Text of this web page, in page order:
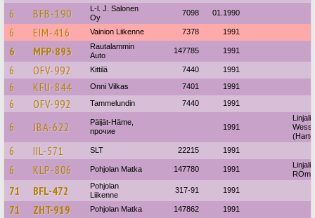
6 BFB-190
L-l. J. Salonen
Oy
7098 01.1990
6 EIM-416 Vainion Liikenne 7378 1991
6 MFP-893
Rautalammin
Auto
147785 1991
6 OFV-992 Kittilä 7440 1991
6 KFU-844 Onni Vilkas 7401 1991
6 OFV-992 Tammelundin 7440 1991
6 JBA-622
Päijät-Häme,
прочие
1991
6 IIL-571 SLT 22215 1991
6 KLP-806 Pohjolan Matka 147780 1991
71 BFL-472
Pohjolan
Liikenne
317-91 1991
71 ZHT-919 Pohjolan Matka 147862 1991